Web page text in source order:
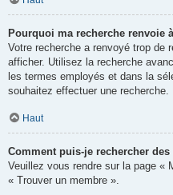
Pourquoi ma recherche renvoie
Votre recherche a renvoyé trop de
afficher. Utilisez la recherche
les termes employés et dans la
souhaitez effectuer une recherche.
Haut
Comment puis-je rechercher
Veuillez vous rendre sur la page «
« Trouver un membre ».